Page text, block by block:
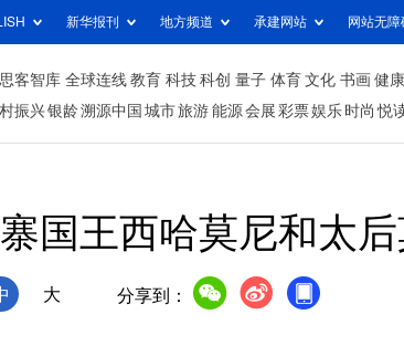
新华报刊 地方频道 承建网站 网站无障
思客智库 全球连线 教育 科技 科创 量子 体育 文化 书画 健康
振兴银龄溯源中国 城市旅游 能源 会展 彩票娱乐 时尚 悦
国王西哈莫尼和太后
大 分享到：